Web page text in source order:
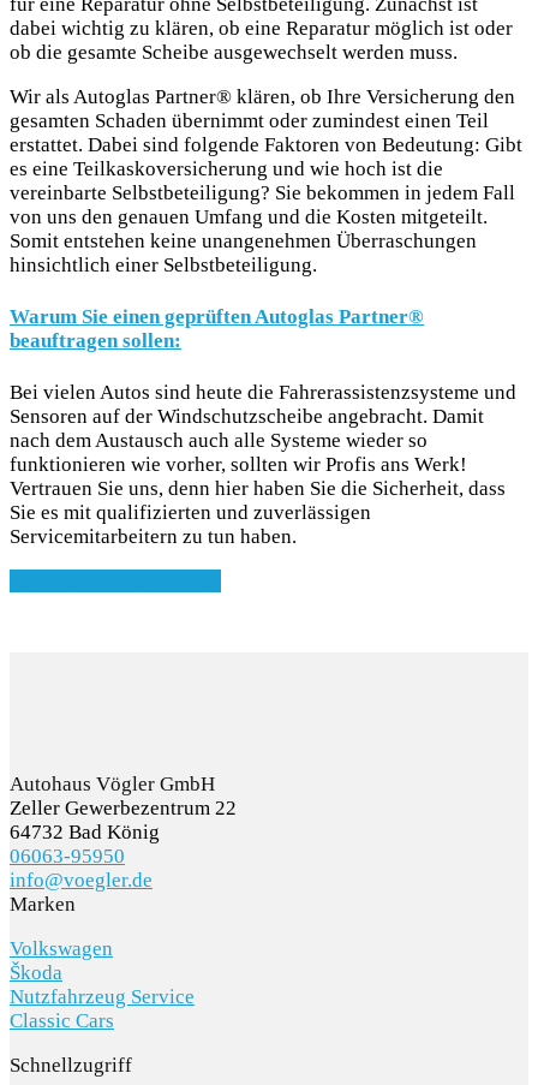
für eine Reparatur ohne Selbstbeteiligung. Zunächst ist
dabei wichtig zu klären, ob eine Reparatur möglich ist oder
ob die gesamte Scheibe ausgewechselt werden muss.
Wir als Autoglas Partner® klären, ob Ihre Versicherung den
gesamten Schaden übernimmt oder zumindest einen Teil
erstattet. Dabei sind folgende Faktoren von Bedeutung: Gibt
es eine Teilkaskoversicherung und wie hoch ist die
vereinbarte Selbstbeteiligung? Sie bekommen in jedem Fall
von uns den genauen Umfang und die Kosten mitgeteilt.
Somit entstehen keine unangenehmen Überraschungen
hinsichtlich einer Selbstbeteiligung.
Warum Sie einen geprüften Autoglas Partner®
beauftragen sollen:
Bei vielen Autos sind heute die Fahrerassistenzsysteme und
Sensoren auf der Windschutzscheibe angebracht. Damit
nach dem Austausch auch alle Systeme wieder so
funktionieren wie vorher, sollten wir Profis ans Werk!
Vertrauen Sie uns, denn hier haben Sie die Sicherheit, dass
Sie es mit qualifizierten und zuverlässigen
Servicemitarbeitern zu tun haben.
Autohaus Vögler GmbH
Zeller Gewerbezentrum 22
64732 Bad König
06063-95950
info@voegler.de
Marken
Volkswagen
Škoda
Nutzfahrzeug Service
Classic Cars
Schnellzugriff